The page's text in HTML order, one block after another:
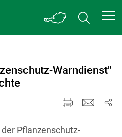
Warndienst"
Pflanzenschutz-